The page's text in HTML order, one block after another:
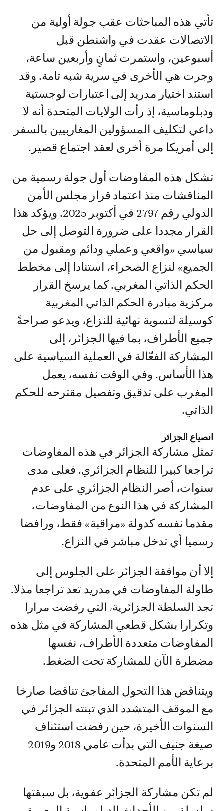
تأتي هذه المباحثات عقب جولة أولية من
الاتصالات عقدت في واشنطن قبل
أسبوعين، واستمرت ثمانٍ وأربعين ساعة،
وجرت هي الأخرى في سرية شبه تامة. وقد
استند اختيار مدريد إلى اعتبارات لوجستية
ودبلوماسية، إذ رأت الولايات المتحدة أنه لا
داعي لتكليف المسؤولين المغاربيين بالسفر
إلى أمريكا مرة أخرى لعقد اجتماع قصير.
تشكل هذه المفاوضات أول جولة رسمية من
المناقشات منذ اعتماد قرار مجلس الأمن
الدولي رقم 2797 في أكتوبر 2025. ويؤكد هذا
القرار مجددا على ضرورة التوصل إلى حل
سياسي «واقعي وعملي ودائم ومقبول من
الجميع» لنزاع الصحراء، استنادا إلى مخطط
الحكم الذاتي المغربي. كما يرسخ القرار
مركزية مبادرة الحكم الذاتي المغربية
كوسيلة لتسوية نهائية للنزاع، ويدعو صراحةً
جميع الأطراف، بما فيها الجزائر، إلى
المشاركة الفعّالة في العملية السياسية على
هذا الأساس. وفي الوقت نفسه، يعمل
المغرب على تدقيق وتفصيل مقترحه للحكم
الذاتي.
انصياع الجزائر
تمثل مشاركة الجزائر في هذه المفاوضات
تراجعا كبيرا للنظام الجزائري. فعلى مدى
سنوات، أصر النظام الجزائري على عدم
المشاركة في هذا النوع من المفاوضات،
مقدما نفسه كدولة «مراقبة» فقط، ورافضا
رسميا أي تدخل مباشر في النزاع.
إلا أن موافقة الجزائر على الجلوس إلى
طاولة المفاوضات في مدريد تعد تراجعا مذلا.
تجد السلطة الجزائرية، التي رفضت مرارا
وتكرارا بشكل قطعي المشاركة في مثل هذه
المفاوضات متعددة الأطراف، نفسها
مضطرة الآن للمشاركة تحت الضغط.
ويتناقض هذا التحول المفاجئ تناقضا صارخا
مع الموقف المتشدد الذي تبنته الجزائر في
السنوات الأخيرة، حين رفضت استئناف
صيغة جنيف التي بدأت عامي 2018 و2019
برعاية الأمم المتحدة.
لم تكن مشاركة الجزائر عفوية، بل سبقتها